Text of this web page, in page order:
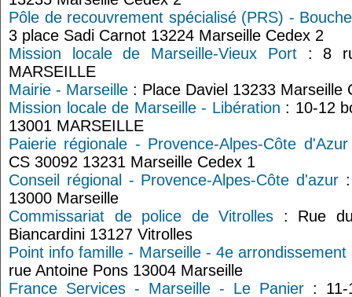
Pôle de recouvrement spécialisé (PRS) -
3 place Sadi Carnot 13224 Marseille Cedex 2
Mission locale de Marseille-Vieux Port: 8
MARSEILLE
Mairie - Marseille : Place Daviel 13233 Marseille
Mission locale de Marseille - Libération : 10-12
13001 MARSEILLE
Paierie régionale - Provence-Alpes-Côte d'Azur
CS 30092 13231 Marseille Cedex 1
Conseil régional - Provence-Alpes-Côte d'azur
13000 Marseille
Commissariat de police de Vitrolles : Rue du
Biancardini 13127 Vitrolles
Point info famille - Marseille - 4e arrondissement
rue Antoine Pons 13004 Marseille
France Services - Marseille - Le Panier : 11-